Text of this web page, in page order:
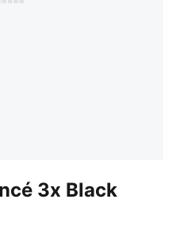
3x Black